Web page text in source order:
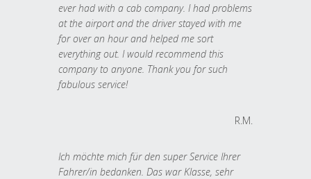
ever had with a cab company. I had problems
at the airport and the driver stayed with me
for over an hour and helped me sort
everything out. I would recommend this
company to anyone. Thank you for such
fabulous service!
R.M.
Ich möchte mich für den super Service Ihrer
Fahrer/in bedanken. Das war Klasse, sehr